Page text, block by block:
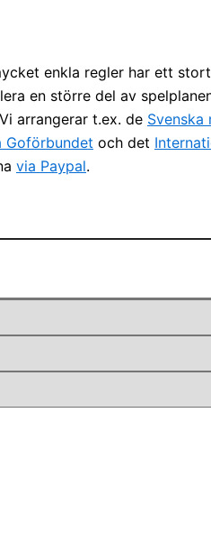
enkla regler har ett
en större del av
arrangerar t.ex. de Svenska
Goförbundet och det
via Paypal.